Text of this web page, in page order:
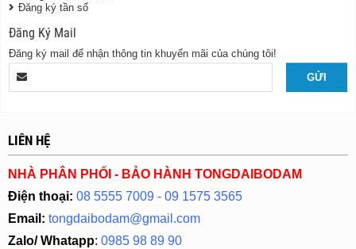
Đăng ký tần số
Đăng Ký Mail
Đăng ký mail để nhận thông tin khuyến mãi của chúng tôi!
LIÊN HỆ
NHÀ PHÂN PHỐI - BẢO HÀNH TONGDAIBODAM
Điện thoại: 08 5555 7009 - 09 1575 3565
Email: tongdaibodam@gmail.com
Zalo/ Whatapp: 0985 98 89 90